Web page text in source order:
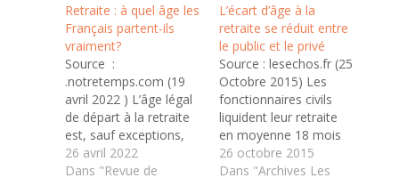
Retraite : à quel âge les
Français partent-ils
vraiment?
Source :
.notretemps.com (19
avril 2022 ) L’âge légal
de départ à la retraite
est, sauf exceptions,
fixé à 62 ans. En
réalité, beaucoup de
26 avril 2022
Dans "Revue de
L’écart d’âge à la
retraite se réduit entre
le public et le privé
Source : lesechos.fr (25
Octobre 2015) Les
fonctionnaires civils
liquident leur retraite
en moyenne 18 mois
avant les salariés du
privé. Il y a quinze ans,
26 octobre 2015
Dans "Archives Les